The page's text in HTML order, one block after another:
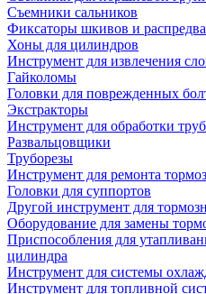
Съемники сальников
Фиксаторы шкивов и
Хоны для цилиндров
Инструмент для извлечения
Гайколомы
Головки для поврежденных
Экстракторы
Инструмент для обработки труб
Развальцовщики
Труборезы
Инструмент для ремонта
Головки для суппортов
Другой инструмент для
Оборудование для замены
Приспособления для
цилиндра
Инструмент для системы
Инструмент для топливной